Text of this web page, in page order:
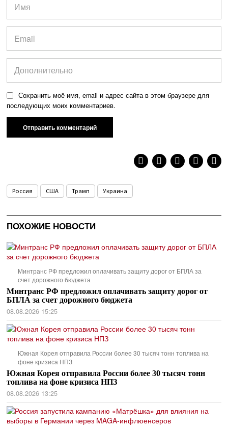
Сохранить моё имя, email и адрес сайта в этом браузере для
последующих моих комментариев.
Россия США Трамп Украина
ПОХОЖИЕ НОВОСТИ
Минтранс РФ предложил оплачивать защиту дорог от БПЛА за
счет дорожного бюджета
Минтранс РФ предложил оплачивать защиту дорог от
БПЛА за счет дорожного бюджета
08.08.2026 15:25
Южная Корея отправила России более 30 тысяч тонн топлива на
фоне кризиса НПЗ
Южная Корея отправила России более 30 тысяч тонн
топлива на фоне кризиса НПЗ
08.08.2026 13:25